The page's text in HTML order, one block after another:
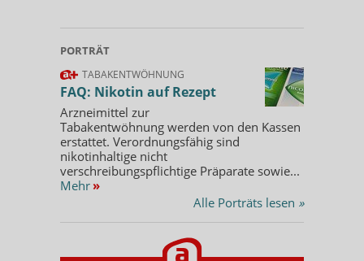
PORTRÄT
TABAKENTWÖHNUNG
FAQ: Nikotin auf Rezept
Arzneimittel zur
Tabakentwöhnung werden von den Kassen
erstattet. Verordnungsfähig sind
nikotinhaltige nicht
verschreibungspflichtige Präparate sowie...
Mehr »
Alle Porträts lesen »